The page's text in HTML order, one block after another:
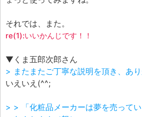
それでは、また。
re(1):いいかんじです！！
▼くま五郎次郎さん
> またまたご丁寧な説明を頂き、あり
いえいえ(^^;
> > 「化粧品メーカーは夢を売って